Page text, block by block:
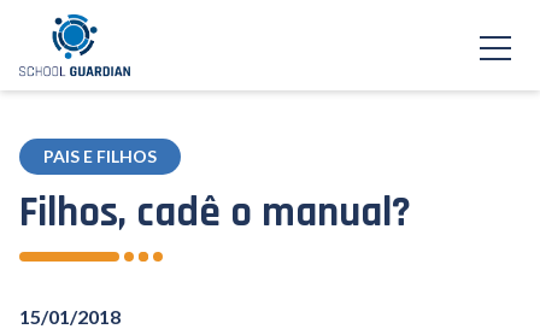
PAIS E FILHOS
Filhos, cadê o manual?
15/01/2018